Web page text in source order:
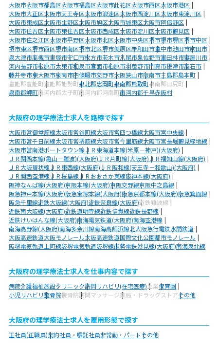
大阪市大阪市都島区大阪市福島区大阪市此花区大阪市西区大阪市港区
大阪市大正区大阪市天王寺区大阪市浪速区大阪市西淀川区大阪市東淀川区
大阪市東成区大阪市生野区大阪市旭区大阪市城東区大阪市阿倍野区
大阪市住吉区大阪市東住吉区大阪市西成区大阪市淀川区大阪市鶴見区
大阪市住之江区大阪市平野区大阪市北区大阪市中央区堺市堺市堺区堺市中区
堺市東区堺市西区堺市南区堺市北区堺市美原区岸和田市豊中市池田市吹田市
泉大津市高槻市貝塚市守口市枚方市茨木市八尾市泉佐野市富田林市寝屋川市
河内長野市松原市大東市和泉市箕面市柏原市羽曳野市門真市摂津市高石市
藤井寺市東大阪市泉南市四條畷市交野市大阪狭山市阪南市三島郡島本町
豊能郡豊能町豊能郡能勢町泉北郡忠岡町泉南郡熊取町泉南郡田尻町
泉南郡岬町南河内郡太子町南河内郡河南町南河内郡千早赤阪村
大阪府の理学療法士求人を路線で探す
大阪市営御堂筋線大阪市営谷町線大阪市営四つ橋線大阪市営中央線
大阪市営千日前線大阪市営堺筋線大阪市営今里筋線大阪市営長堀鶴見緑地線
大阪市営南港ポートタウン線ＪＲ東海道本線(米原－神戸)(大阪府)
ＪＲ関西本線(亀山－難波)(大阪府)ＪＲ片町線(大阪府)ＪＲ福知山線(大阪府)
ＪＲ大阪環状線ＪＲ東西線(大阪府)ＪＲ阪和線(天王寺－和歌山)(大阪府)
ＪＲ関西空港線ＪＲ桜島線ＪＲおおさか東線阪神本線(大阪府)
阪神なんば線(大阪府)京阪本線(大阪府)京阪交野線京阪中之島線
阪急神戸本線(大阪府)阪急宝塚本線(大阪府)阪急京都本線(大阪府)阪急箕面線
阪急千里線近鉄大阪線(大阪府)近鉄奈良線(大阪府)近鉄難波線
近鉄南大阪線(大阪府)近鉄道明寺線近鉄信貴線近鉄長野線
近鉄けいはんな線(大阪府)南海電気鉄道(大阪府)南海空港線
南海高野線(大阪府)南海多奈川線南海高師浜線北大阪急行電鉄水間鉄道
大阪高速鉄道大阪モノレール大阪高速鉄道国際文化公園都市モノレール
阪堺電気軌道上町線阪堺電気軌道阪堺線能勢電鉄妙見線(大阪府)南海泉北線
大阪府の理学療法士求人を仕事内容で探す
病院介護福祉施設クリニック訪問リハビリ(在宅医療)企業保育園
小児リハビリ整骨院接骨院訪問マッサージ薬局・ドラッグストアその他
大阪府の理学療法士求人を雇用形態で探す
正社員(正職員)契約社員・嘱託社員非常勤・パートその他